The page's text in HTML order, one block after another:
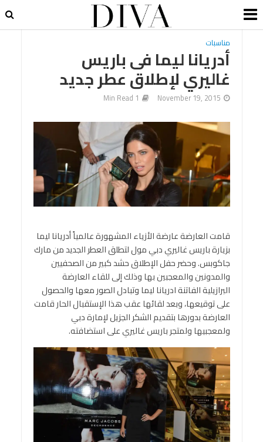
مناسبات
أدريانا ليما فى باريس
غاليري لإطلاق عطر جديد
November 19, 2015
1 Min Read
قامت العارضة عارضة الأزياء المشهورة عالمياً أدريانا ليما
بزيارة باريس غاليري دبي مول لتطلق العطر الجديد من مارك
جاكوبس. وحضر حفل الإطلاق حشد كبير من الصحفيين
والمدونين والمعجبين بها وذلك إلى للقاء العارضة
البرازيلية الفاتنة ادريانا ليما وتبادل الصور معها والحصول
على توقيعها، وبعد لقائها عقب هذا الإستقبال الحار قامت
العارضة بدورها بتقديم الشكر الجزيل لإمارة دبي
ولمعجبيها ولمتجر باريس غاليري على استضافته.